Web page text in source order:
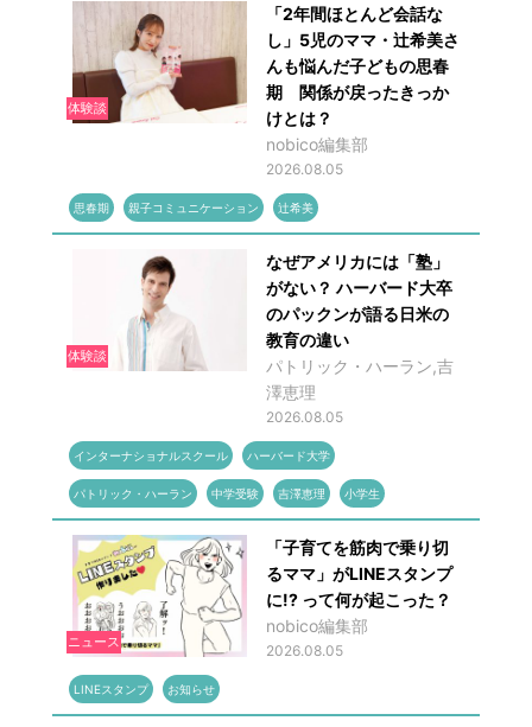
体験談
「2年間ほとんど会話な
し」5児のママ・辻希美さ
んも悩んだ子どもの思春
期 関係が戻ったきっか
けとは？
nobico編集部
2026.08.05
思春期 親子コミュニケーション 辻希美
体験談
なぜアメリカには「塾」
がない？ ハーバード大卒
のパックンが語る日米の
教育の違い
パトリック・ハーラン,吉
澤恵理
2026.08.05
インターナショナルスクール ハーバード大学
パトリック・ハーラン 中学受験 吉澤恵理 小学生
ニュース
「子育てを筋肉で乗り切
るママ」がLINEスタンプ
に!? って何が起こった？
nobico編集部
2026.08.05
LINEスタンプ お知らせ